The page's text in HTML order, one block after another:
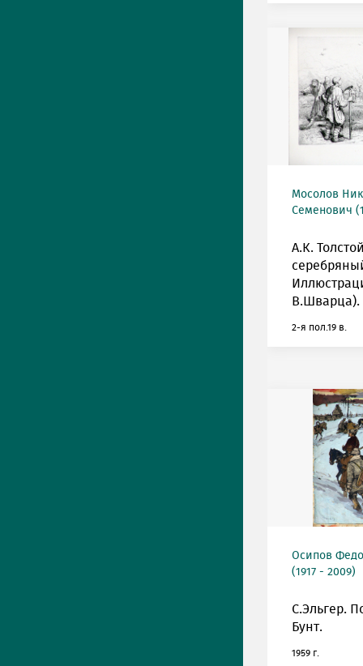
Мосолов
Семенович
А.К.
В.Шварца).
2-я пол.19 в.
Осипов
(1917 - 2009)
С.Эльгер.
Бунт.
1959 г.